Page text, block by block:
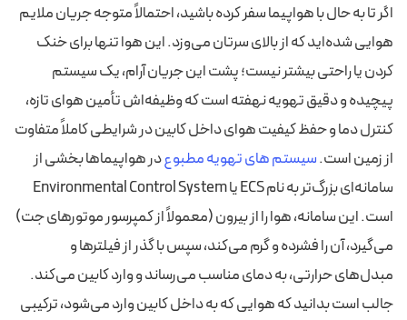
اگر تا به حال با هواپیما سفر کرده باشید، احتمالاً متوجه جریان ملایم
هوایی شده‌اید که از بالای سرتان می‌وزد. این هوا تنها برای خنک
کردن یا راحتی بیشتر نیست؛ پشت این جریان آرام، یک سیستم
پیچیده و دقیق تهویه نهفته است که وظیفه‌اش تأمین هوای تازه،
کنترل دما و حفظ کیفیت هوای داخل کابین در شرایطی کاملاً متفاوت
از زمین است.سیستم های تهویه مطبوعدر هواپیماها بخشی از
سامانه‌ای بزرگ‌تر به نام ECS یا Environmental Control System
است. این سامانه، هوا را از بیرون (معمولاً از کمپرسور موتورهای جت)
می‌گیرد، آن را فشرده و گرم می‌کند، سپس با گذر از فیلترها و
مبدل‌های حرارتی، به دمای مناسب می‌رساند و وارد کابین می‌کند.
جالب است بدانید که هوایی که به داخل کابین وارد می‌شود، ترکیبی